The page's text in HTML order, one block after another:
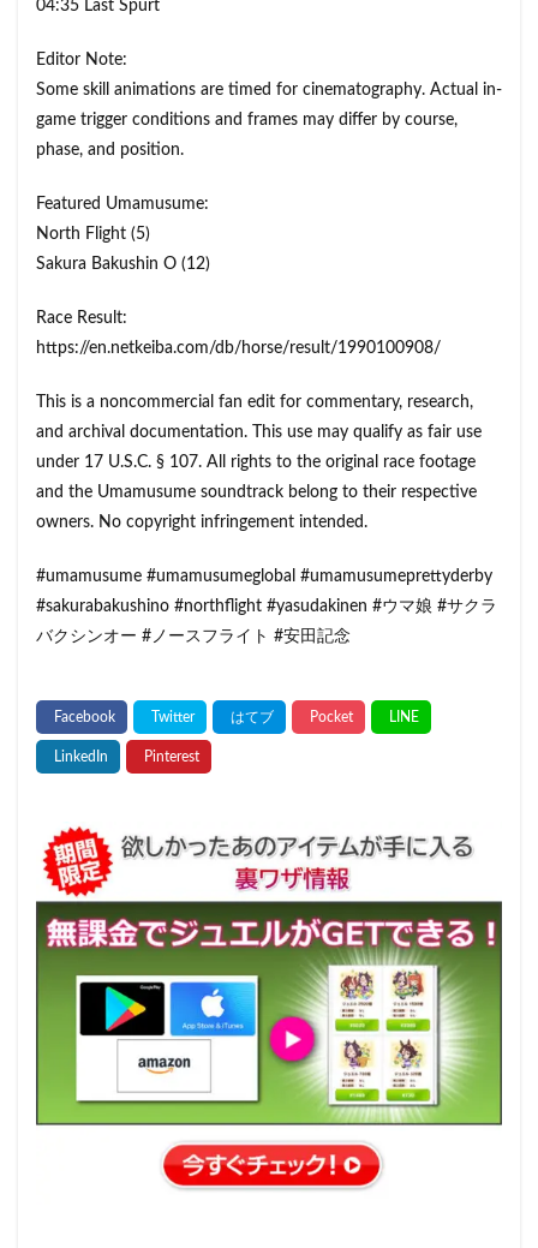
04:35 Last Spurt
Editor Note:
Some skill animations are timed for cinematography. Actual in-
game trigger conditions and frames may differ by course,
phase, and position.
Featured Umamusume:
North Flight (5)
Sakura Bakushin O (12)
Race Result:
https://en.netkeiba.com/db/horse/result/1990100908/
This is a noncommercial fan edit for commentary, research,
and archival documentation. This use may qualify as fair use
under 17 U.S.C. § 107. All rights to the original race footage
and the Umamusume soundtrack belong to their respective
owners. No copyright infringement intended.
#umamusume #umamusumeglobal #umamusumeprettyderby
#sakurabakushino #northflight #yasudakinen #ウマ娘 #サクラ
バクシンオー #ノースフライト #安田記念